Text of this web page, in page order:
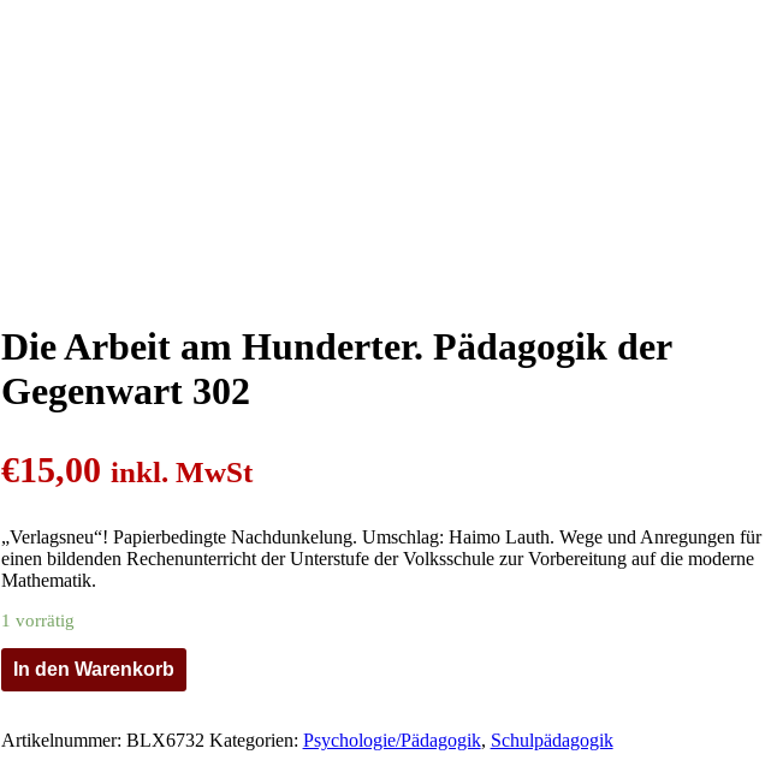
Die Arbeit am Hunderter. Pädagogik der
Gegenwart 302
€15,00 inkl. MwSt
„Verlagsneu“! Papierbedingte Nachdunkelung. Umschlag: Haimo Lauth. Wege und Anregungen für
einen bildenden Rechenunterricht der Unterstufe der Volksschule zur Vorbereitung auf die moderne
Mathematik.
1 vorrätig
In den Warenkorb
Artikelnummer: BLX6732 Kategorien: Psychologie/Pädagogik, Schulpädagogik